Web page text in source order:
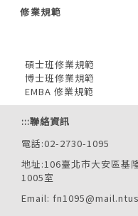
修業規範
碩士班修業規範
博士班修業規範
EMBA 修業規範
:::聯絡資訊
電話:02-2730-1095
地址:106臺北市大安區基
1005室
Email: